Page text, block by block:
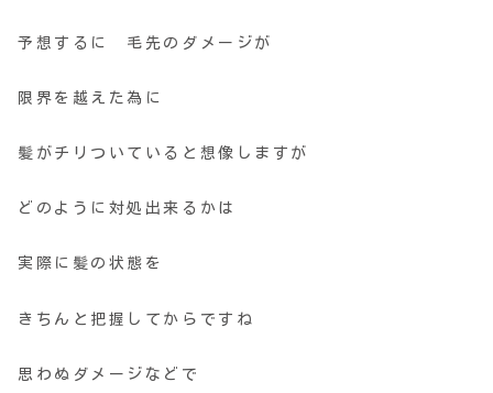
予想するに 毛先のダメージが
限界を越えた為に
髪がチリついていると想像しますが
どのように対処出来るかは
実際に髪の状態を
きちんと把握してからですね
思わぬダメージなどで